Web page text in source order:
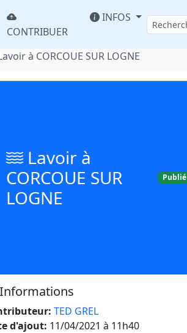
CONTRIBUER
INFOS
à CORCOUE SUR LOGNE
Lavoir à
CORCOUE SUR
LOGNE
Publié
Informations
TED GREL
d'ajout: 11/04/2021 à 11h40